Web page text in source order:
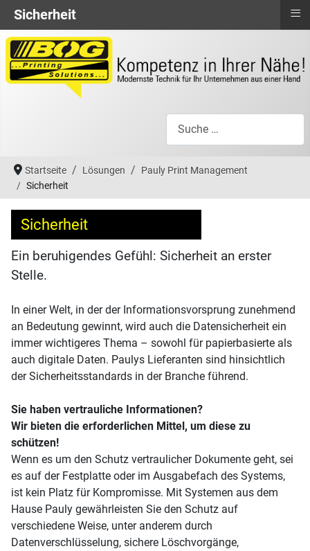
Startseite Lösungen
Pauly Print Management
Sicherheit
Sicherheit
Ein beruhigendes Gefühl: Sicherheit an erster
Stelle.
In einer Welt, in der der Informationsvorsprung zunehmend
an Bedeutung gewinnt, wird auch die Datensicherheit ein
immer wichtigeres Thema – sowohl für papierbasierte als
auch digitale Daten. Paulys Lieferanten sind hinsichtlich
der Sicherheitsstandards in der Branche führend.
Sie haben vertrauliche Informationen?
Wir bieten die erforderlichen Mittel, um diese zu
schützen!
Wenn es um den Schutz vertraulicher Dokumente geht, sei
es auf der Festplatte oder im Ausgabefach des Systems,
ist kein Platz für Kompromisse. Mit Systemen aus dem
Hause Pauly gewährleisten Sie den Schutz auf
verschiedene Weise, unter anderem durch
Datenverschlüsselung, sichere Löschvorgänge,
Sicherheit ≡